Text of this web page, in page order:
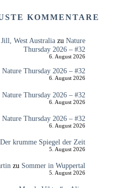
KOMMENTARE
West Australiazu Nature
Thursday 2026 – #32
6. August 2026
Nature Thursday 2026 – #32
6. August 2026
Nature Thursday 2026 – #32
6. August 2026
Nature Thursday 2026 – #32
6. August 2026
Der krumme Spiegel der Zeit
5. August 2026
zu Sommer in Wuppertal
5. August 2026